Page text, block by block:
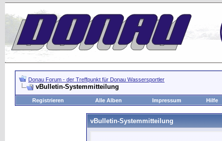
Donau Forum - der Treffpunkt für Donau Wassersportler
vBulletin-Systemmitteilung
Registrieren Alle Alben Impressum Hilfe
vBulletin-Systemmitteilung